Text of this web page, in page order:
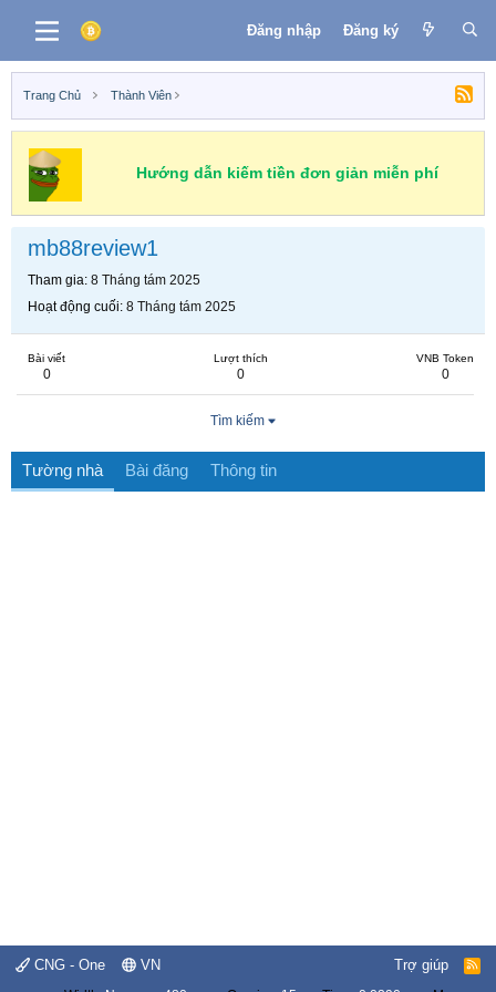
Đăng nhập Đăng ký
Trang Chủ Thành Viên
Hướng dẫn kiếm tiền đơn giản miễn phí
mb88review1
Tham gia 8 Tháng tám 2025
Hoạt động cuối 8 Tháng tám 2025
Bài viết
0
Lượt thích
0
VNB Token
0
Tìm kiếm
Tường nhà Bài đăng Thông tin
CNG - One VN Trợ giúp
R